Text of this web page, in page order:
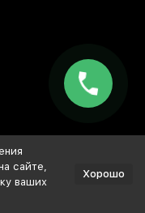
сайте,
ваших
Хорошо